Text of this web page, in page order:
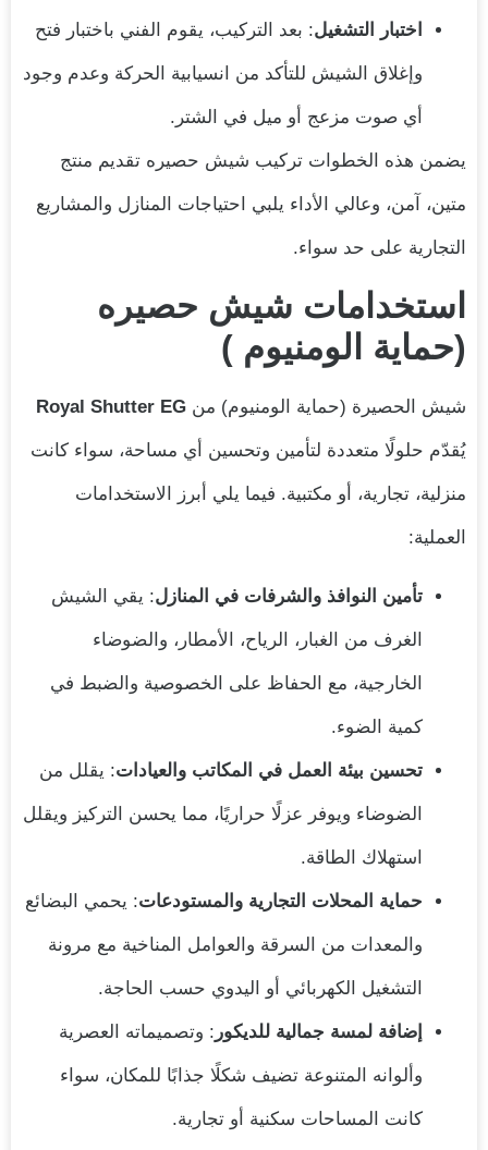
اختبار التشغيل: بعد التركيب، يقوم الفني باختبار فتح
وإغلاق الشيش للتأكد من انسيابية الحركة وعدم وجود
أي صوت مزعج أو ميل في الشتر.
يضمن هذه الخطوات تركيب شيش حصيره تقديم منتج
متين، آمن، وعالي الأداء يلبي احتياجات المنازل والمشاريع
التجارية على حد سواء.
استخدامات شيش حصيره
(حماية الومنيوم )
شيش الحصيرة (حماية الومنيوم) من Royal Shutter EG
يُقدّم حلولًا متعددة لتأمين وتحسين أي مساحة، سواء كانت
منزلية، تجارية، أو مكتبية. فيما يلي أبرز الاستخدامات
العملية:
تأمين النوافذ والشرفات في المنازل: يقي الشيش
الغرف من الغبار، الرياح، الأمطار، والضوضاء
الخارجية، مع الحفاظ على الخصوصية والضبط في
كمية الضوء.
تحسين بيئة العمل في المكاتب والعيادات: يقلل من
الضوضاء ويوفر عزلًا حراريًا، مما يحسن التركيز ويقلل
استهلاك الطاقة.
حماية المحلات التجارية والمستودعات: يحمي البضائع
والمعدات من السرقة والعوامل المناخية مع مرونة
التشغيل الكهربائي أو اليدوي حسب الحاجة.
إضافة لمسة جمالية للديكور : وتصميماته العصرية
وألوانه المتنوعة تضيف شكلًا جذابًا للمكان، سواء
كانت المساحات سكنية أو تجارية.